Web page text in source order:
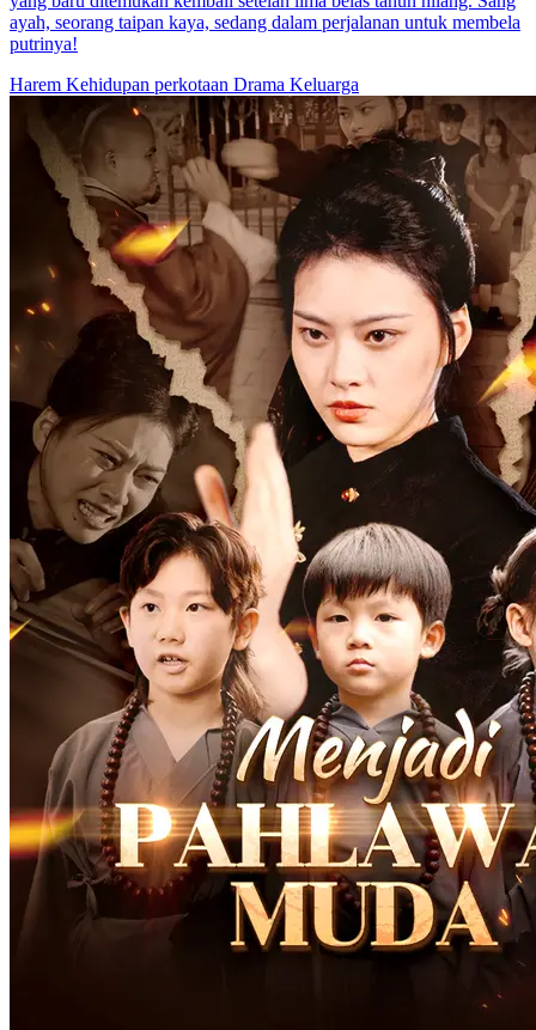
Dendam Pelindung Tersembunyi
91 Episodes
Tiga tahun lalu, Ye Tian menolak jemputan daripada tiga keluarga
terkemuka di Shangjing demi mempertahankan keluarga Shen.
Namun, keluarga Shen tidak menghargai pengorbanannya dan
malah berusaha untuk menyingkirkannya. Ye Tian, yang
menghabiskan masanya meramal nasib di jalanan daripada bekerja
seperti orang biasa, akhirnya dipaksa untuk bercerai. Kecewa
dengan keluarga Shen, Ye Tian bertekad untuk membuat mereka
sedar siapa yang selama ini diam-diam menyokong mereka. Di
Jamuan Tianji, dia secara terbuka mempermalukan para mahaguru
Taoisme terkemuka dan membatalkan upacara pengambilan murid,
meninggalkan keluarga Shen dalam keputusasaan. Qin Ming
membawa keluarga Shen ke Shangjing untuk mencari Ye Tian,
tetapi Ye Tian dengan mudah mengalahkannya. Dalam
perjalanannya, Ye Tian mendapat tahu lokasi pewaris Lembah
Hantu dan menuju ke Qingzhou. Sementara itu, Shen Qiuyun cuba
mendapatkan bantuan daripada keluarga Chen. Di sebuah acara
lelongan, Chen Xiujie cuba mempermalukan Ye Tian, tetapi
akhirnya, Ye Tian berjaya mengalahkan pewaris Lembah Hantu,